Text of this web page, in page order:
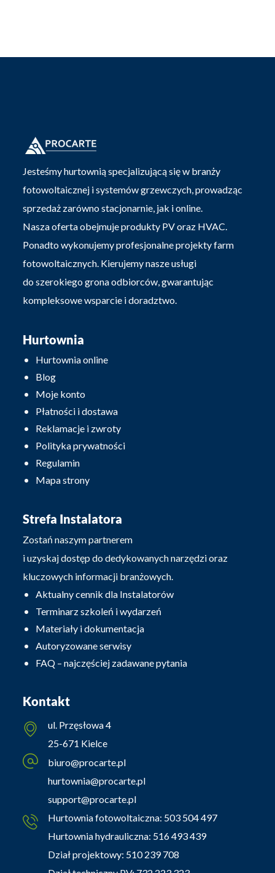
Jesteśmy hurtownią specjalizującą się w branży
fotowoltaicznej i systemów grzewczych, prowadząc
sprzedaż zarówno stacjonarnie, jak i online.
Nasza oferta obejmuje produkty PV oraz HVAC.
Ponadto wykonujemy profesjonalne projekty farm
fotowoltaicznych. Kierujemy nasze usługi
do szerokiego grona odbiorców, gwarantując
kompleksowe wsparcie i doradztwo.
Hurtownia
Hurtownia online
Blog
Moje konto
Płatności i dostawa
Reklamacje i zwroty
Polityka prywatności
Regulamin
Mapa strony
Strefa Instalatora
Zostań naszym partnerem
i uzyskaj dostęp do dedykowanych narzędzi oraz
kluczowych informacji branżowych.
Aktualny cennik dla Instalatorów
Terminarz szkoleń i wydarzeń
Materiały i dokumentacja
Autoryzowane serwisy
FAQ – najczęściej zadawane pytania
Kontakt
ul. Przęsłowa 4
25-671 Kielce
biuro@procarte.pl
hurtownia@procarte.pl
support@procarte.pl
Hurtownia fotowoltaiczna: 503 504 497
Hurtownia hydrauliczna: 516 493 439
Dział projektowy: 510 239 708